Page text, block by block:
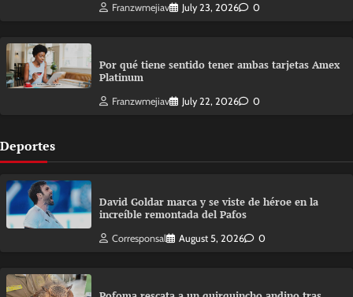
Franzwmejiav July 23, 2026 0
Por qué tiene sentido tener ambas tarjetas Amex
Platinum
Franzwmejiav July 22, 2026 0
Deportes
David Goldar marca y se viste de héroe en la
increíble remontada del Pafos
Corresponsal August 5, 2026 0